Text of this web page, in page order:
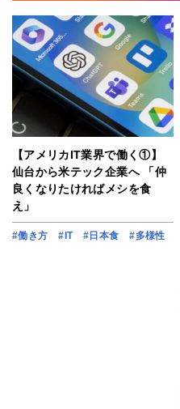
【アメリカIT業界で働く①】
仙台から米テック企業へ 「仲
良くなりたければメシを食
え」
#働き方 #IT #日本食 #多様性